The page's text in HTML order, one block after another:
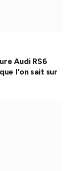
Audi RS6
l'on sait sur